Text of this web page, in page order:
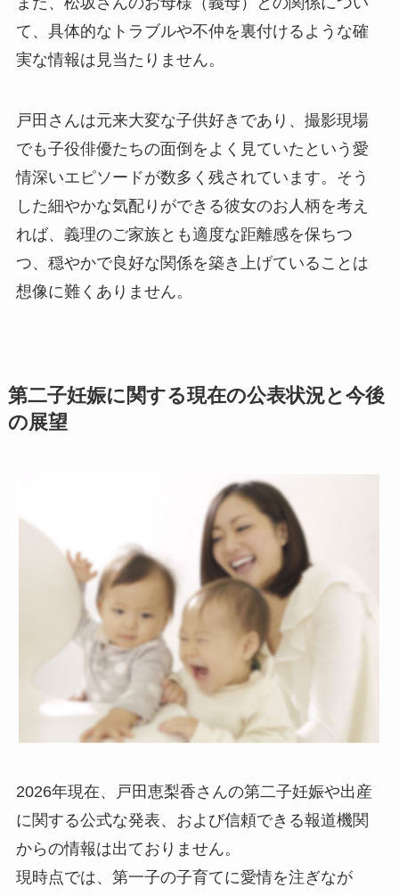
て、具体的なトラブルや不仲を裏付けるような確
実な情報は見当たりません。
戸田さんは元来大変な子供好きであり、撮影現場
でも子役俳優たちの面倒をよく見ていたという愛
情深いエピソードが数多く残されています。そう
した細やかな気配りができる彼女のお人柄を考え
れば、義理のご家族とも適度な距離感を保ちつ
つ、穏やかで良好な関係を築き上げていることは
想像に難くありません。
第二子妊娠に関する現在の公表状況と今後
の展望
2026年現在、戸田恵梨香さんの第二子妊娠や出産
に関する公式な発表、および信頼できる報道機関
からの情報は出ておりません。
現時点では、第一子の子育てに愛情を注ぎなが